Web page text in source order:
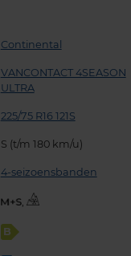
Continental
VANCONTACT 4SEASON
ULTRA
225/75 R16 121S
S (t/m 180 km/u)
4-seizoensbanden
,
B